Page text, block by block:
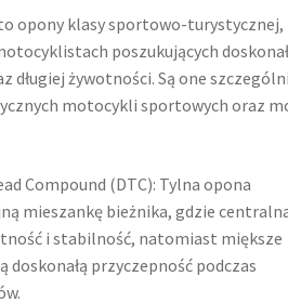
opony klasy sportowo-turystycznej,
poszukujących
długiej żywotności. Są one
motocykli sportowych oraz
Compound (DTC): Tylna opona
mieszankę bieżnika, gdzie
i stabilność, natomiast miększe
doskonałą przyczepność podczas